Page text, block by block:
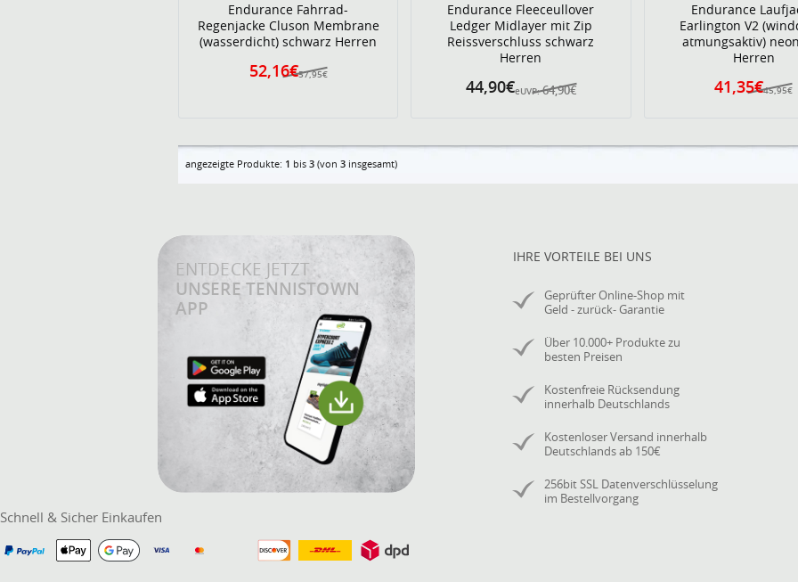
Endurance Fahrrad-
Regenjacke Cluson Membrane
(wasserdicht) schwarz Herren
57,95€
52,16€
Endurance Fleeceullover
Ledger Midlayer mit Zip
Reissverschluss schwarz
Herren
eUVP: 64,90€
44,90€
Endurance
Earlington V2
atmungsaktiv)
Herren
45,95€
41,35€
angezeigte Produkte: 1 bis 3 (von 3 insgesamt)
ENTDECKE JETZT
UNSERE TENNISTOWN
APP
IHRE VORTEILE BEI UNS
Geprüfter Online-Shop mit
Geld - zurück- Garantie
Über 10.000+ Produkte zu
besten Preisen
Kostenfreie Rücksendung
innerhalb Deutschlands
Kostenloser Versand innerhalb
Deutschlands ab 150€
256bit SSL Datenverschlüsselung
im Bestellvorgang
Schnell & Sicher Einkaufen